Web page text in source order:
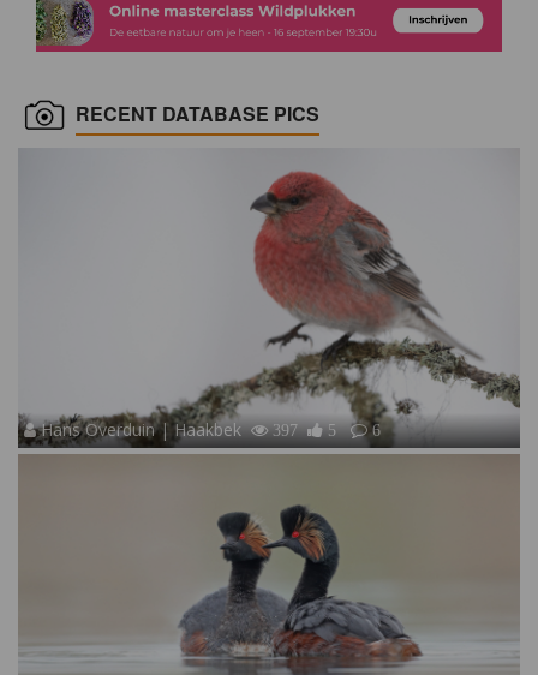
RECENT DATABASE PICS
Hans Overduin | Haakbek 397 5 6